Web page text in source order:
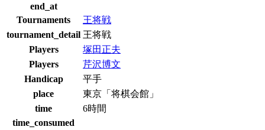
end_at
Tournaments
王将戦
tournament_detail 王将戦
Players
塚田正夫
Players
芹沢博文
Handicap
平手
place
東京「将棋会館」
time
6時間
time_consumed